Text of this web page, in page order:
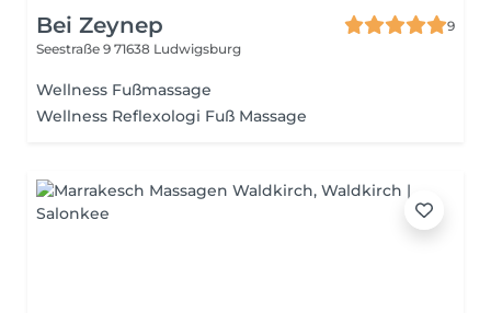
Bei Zeynep
9
Seestraße 9 71638 Ludwigsburg
Wellness Fußmassage
Wellness Reflexologi Fuß Massage